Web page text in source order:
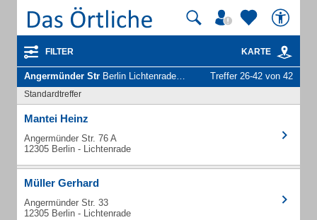
FILTER KARTE
Angermünder Str Berlin Lichtenrade - Unternehmen und Personen Treffer 26-42 von 42
Standardtreffer
Mantei Heinz
Angermünder Str. 76 A
12305 Berlin - Lichtenrade
Müller Gerhard
Angermünder Str. 33
12305 Berlin - Lichtenrade